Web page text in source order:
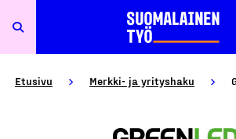
Etusivu Merkki- ja yrityshaku